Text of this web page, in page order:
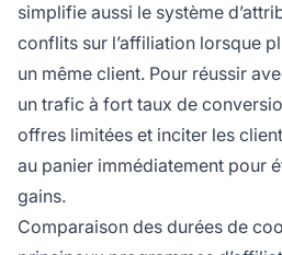
simplifie aussi le système
conflits sur l’affiliation lorsque
un même client. Pour réussir
un trafic à fort taux de
offres limitées et inciter les
au panier immédiatement pour
gains.
Comparaison des durées de